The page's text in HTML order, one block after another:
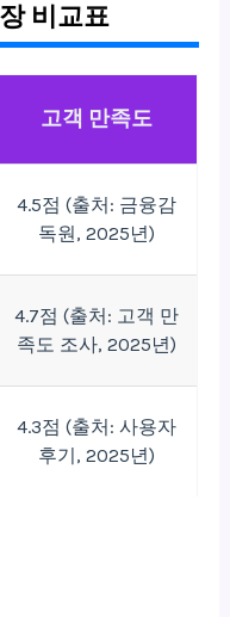
비교표
고객 만족도
4.5점 (출처: 금융감
독원, 2025년)
4.7점 (출처: 고객 만
족도 조사, 2025년)
4.3점 (출처: 사용자
후기, 2025년)